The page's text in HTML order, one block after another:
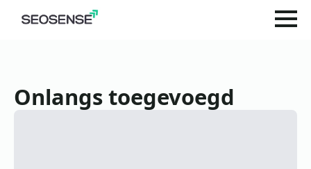
Onlangs toegevoegd